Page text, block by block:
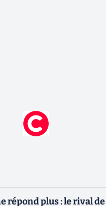
répond plus : le rival de